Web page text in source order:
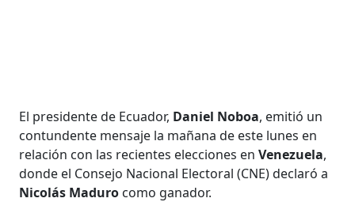
El presidente de Ecuador, Daniel Noboa, emitió un
contundente mensaje la mañana de este lunes en
relación con las recientes elecciones enVenezuela,
donde el Consejo Nacional Electoral (CNE) declaró a
Nicolás Maduro como ganador.